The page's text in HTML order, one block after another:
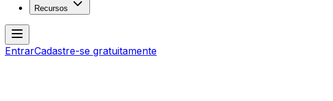
Recursos
EntrarCadastre-se gratuitamente